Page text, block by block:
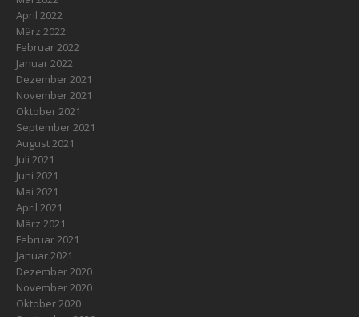
April 2022
März 2022
Februar 2022
Januar 2022
Dezember 2021
November 2021
Oktober 2021
September 2021
August 2021
Juli 2021
Juni 2021
Mai 2021
April 2021
März 2021
Februar 2021
Januar 2021
Dezember 2020
November 2020
Oktober 2020